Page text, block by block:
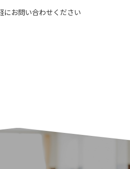
にお問い合わせください